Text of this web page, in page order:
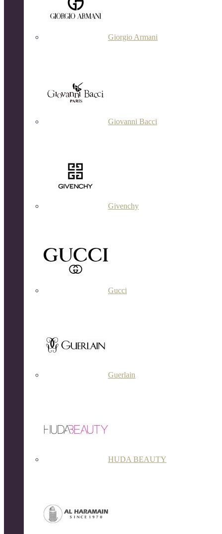
Giorgio Armani
Giovanni Bacci
Givenchy
Gucci
Guerlain
HUDA BEAUTY